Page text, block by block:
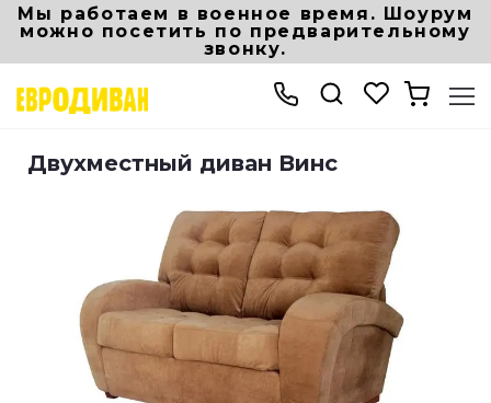
Мы работаем в военное время. Шоурум
можно посетить по предварительному
звонку.
Интернет-магазин мебели
Двухместный диван Винс